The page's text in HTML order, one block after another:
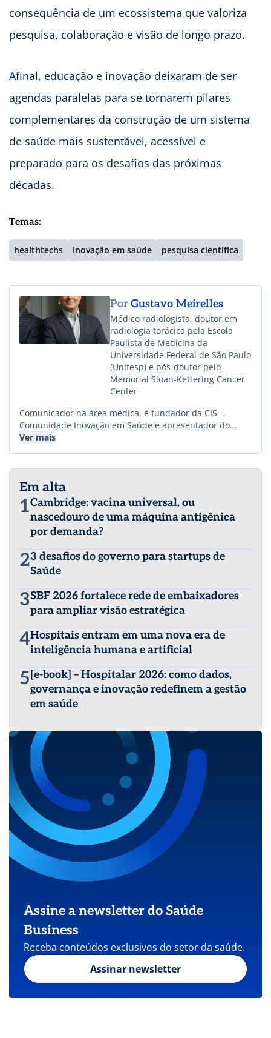
consequência de um ecossistema que valoriza
pesquisa, colaboração e visão de longo prazo.
Afinal, educação e inovação deixaram de ser
agendas paralelas para se tornarem pilares
complementares da construção de um sistema
de saúde mais sustentável, acessível e
preparado para os desafios das próximas
décadas.
Temas:
healthtechs Inovação em saúde pesquisa científica
PorGustavo Meirelles
Médico radiologista, doutor em
radiologia torácica pela Escola
Paulista de Medicina da
Universidade Federal de São Paulo
(Unifesp) e pós-doutor pelo
Memorial Sloan-Kettering Cancer
Center
Comunicador na área médica, é fundador da CIS –
Comunidade Inovação em Saúde e apresentador do
ExpertCast, podcast sobre inovação, tecnologia e gestão.
do Instituto Afya e reitor da Afya Unigranrio.
Ver mais
Em alta
1Cambridge: vacina universal, ou
nascedouro de uma máquina antigênica
por demanda?
23 desafios do governo para startups de
Saúde
3SBF 2026 fortalece rede de embaixadores
para ampliar visão estratégica
4Hospitais entram em uma nova era de
inteligência humana e artificial
5 [e-book] – Hospitalar 2026: como dados,
governança e inovação redefinem a gestão
em saúde
Assine a newsletter do Saúde
Business
Receba conteúdos exclusivos do setor da saúde.
Assinar newsletter